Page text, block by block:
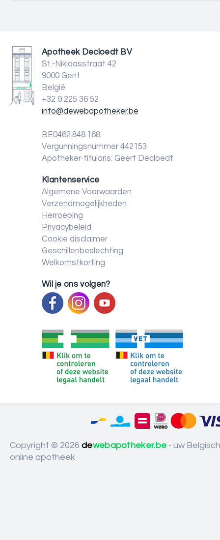
Apotheek Decloedt BV
St.-Niklaasstraat 42
9000 Gent
België
+32 9 225 36 52
info@dewebapotheker.be
BE0462.848.168
Vergunningsnummer 442153
Apotheker-titularis: Geert Decloedt
Klantenservice
Algemene Voorwaarden
Verzendmogelijkheden
Herroeping
Privacybeleid
Cookie disclaimer
Geschillenbeslechting
Welkomstkorting
Wil je ons volgen?
Copyright © 2026 dewebapotheker.be - uw
online apotheek